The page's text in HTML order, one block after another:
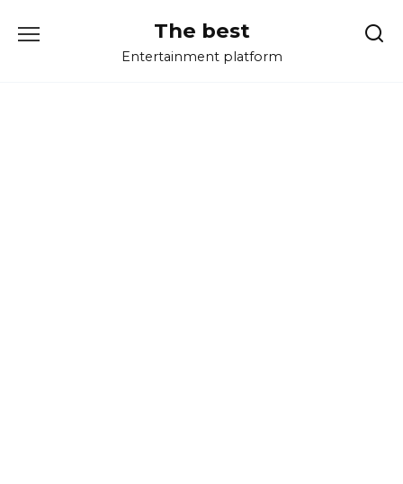
The best
Entertainment platform